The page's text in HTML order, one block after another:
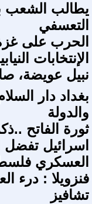
يطالب الشعب
التعسفي
الحرب على
الإنتخابات النيابية
نبيل عويضة،
بغداد دار
والدولة
ثورة الفاتح ..ذكرى
اسرائيل
العسكري
فنزويلا : درء
تشافيز